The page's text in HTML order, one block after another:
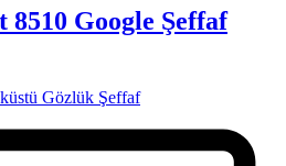
8510 Google Şeffaf